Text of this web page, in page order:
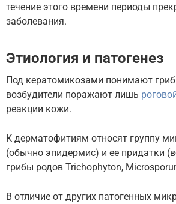
течение этого времени периоды
заболевания.
Этиология и патогенез
Под кератомикозами понимают
возбудители поражают лишь
реакции кожи.
К дерматофитиям относят группу
(обычно эпидермис) и ее придатки
грибы родов Trichophyton,
В отличие от других патогенных